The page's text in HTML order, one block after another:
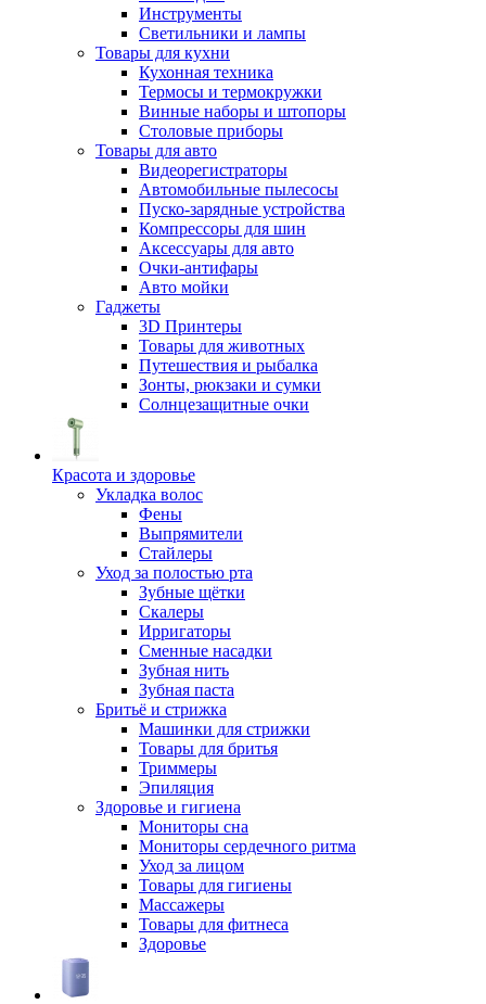
Инструменты
Светильники и лампы
Товары для кухни
Кухонная техника
Термосы и термокружки
Винные наборы и штопоры
Столовые приборы
Товары для авто
Видеорегистраторы
Автомобильные пылесосы
Пуско-зарядные устройства
Компрессоры для шин
Аксессуары для авто
Очки-антифары
Авто мойки
Гаджеты
3D Принтеры
Товары для животных
Путешествия и рыбалка
Зонты, рюкзаки и сумки
Солнцезащитные очки
Красота и здоровье
Укладка волос
Фены
Выпрямители
Стайлеры
Уход за полостью рта
Зубные щётки
Скалеры
Ирригаторы
Сменные насадки
Зубная нить
Зубная паста
Бритьё и стрижка
Машинки для стрижки
Товары для бритья
Триммеры
Эпиляция
Здоровье и гигиена
Мониторы сна
Мониторы сердечного ритма
Уход за лицом
Товары для гигиены
Массажеры
Товары для фитнеса
Здоровье